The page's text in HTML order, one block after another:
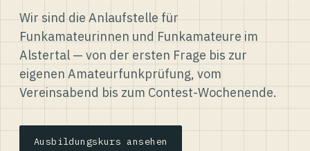
Wir sind die Anlaufstelle für
Funkamateurinnen und Funkamateure im
Alstertal — von der ersten Frage bis zur
eigenen Amateurfunkprüfung, vom
Vereinsabend bis zum Contest-Wochenende.
Ausbildungskurs ansehen